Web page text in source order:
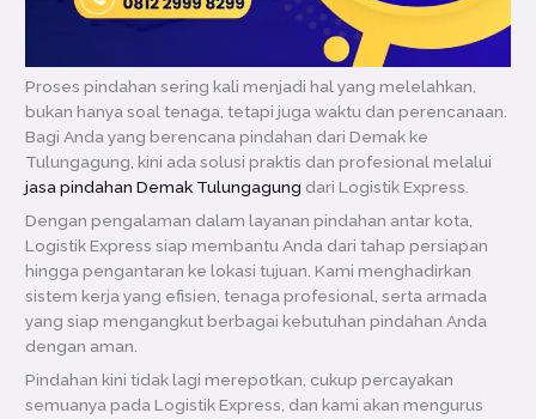
Proses pindahan sering kali menjadi hal yang melelahkan,
bukan hanya soal tenaga, tetapi juga waktu dan perencanaan.
Bagi Anda yang berencana pindahan dari Demak ke
Tulungagung, kini ada solusi praktis dan profesional melalui
jasa pindahan Demak Tulungagung dari Logistik Express.
Dengan pengalaman dalam layanan pindahan antar kota,
Logistik Express siap membantu Anda dari tahap persiapan
hingga pengantaran ke lokasi tujuan. Kami menghadirkan
sistem kerja yang efisien, tenaga profesional, serta armada
yang siap mengangkut berbagai kebutuhan pindahan Anda
dengan aman.
Pindahan kini tidak lagi merepotkan, cukup percayakan
semuanya pada Logistik Express, dan kami akan mengurus